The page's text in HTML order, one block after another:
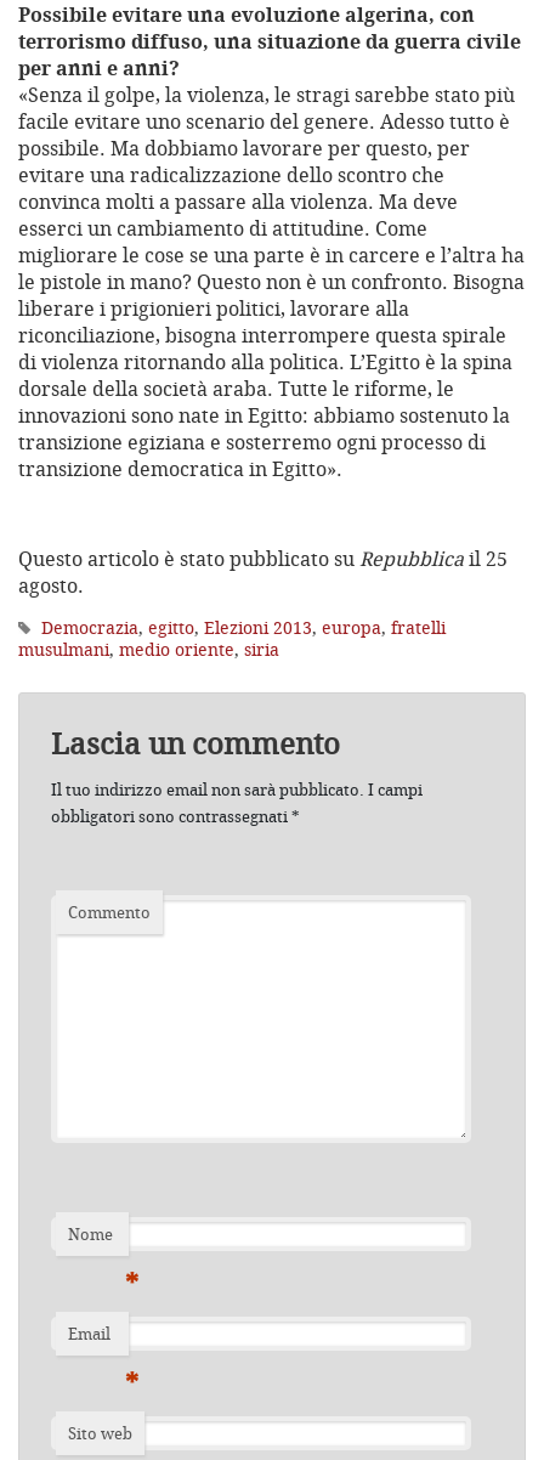
Possibile evitare una evoluzione algerina, con
terrorismo diffuso, una situazione da guerra civile
per anni e anni?
«Senza il golpe, la violenza, le stragi sarebbe stato più
facile evitare uno scenario del genere. Adesso tutto è
possibile. Ma dobbiamo lavorare per questo, per
evitare una radicalizzazione dello scontro che
convinca molti a passare alla violenza. Ma deve
esserci un cambiamento di attitudine. Come
migliorare le cose se una parte è in carcere e l’altra ha
le pistole in mano? Questo non è un confronto. Bisogna
liberare i prigionieri politici, lavorare alla
riconciliazione, bisogna interrompere questa spirale
di violenza ritornando alla politica. L’Egitto è la spina
dorsale della società araba. Tutte le riforme, le
innovazioni sono nate in Egitto: abbiamo sostenuto la
transizione egiziana e sosterremo ogni processo di
transizione democratica in Egitto».
Questo articolo è stato pubblicato suRepubblicail 25
agosto.
Democrazia, egitto, Elezioni 2013, europa, fratelli
musulmani, medio oriente, siria
Lascia un commento
Il tuo indirizzo email non sarà pubblicato. I campi
obbligatori sono contrassegnati*
Commento
Nome
*
Email
*
Sito web